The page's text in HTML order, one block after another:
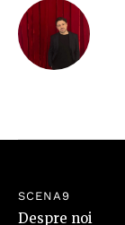
SCENA9
Despre noi